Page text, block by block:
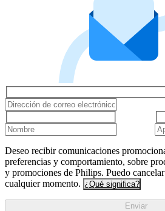
Deseo recibir comunicaciones
preferencias y comportamiento, sobre
y promociones de Philips. Puedo
cualquier momento. ¿Qué significa?
Enviar